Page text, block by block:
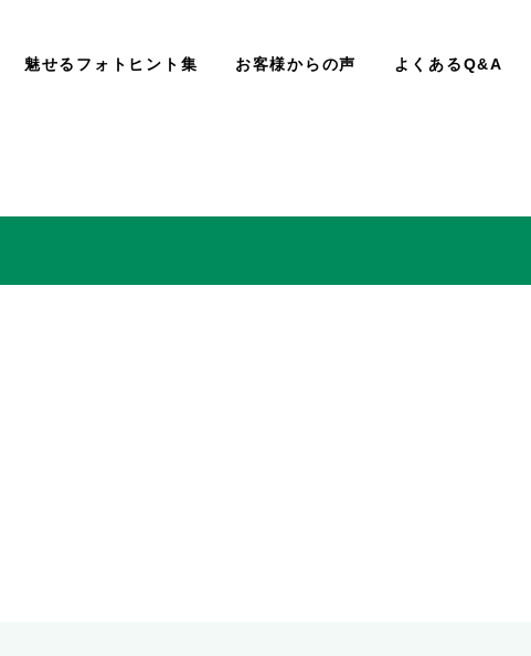
魅せるフォトヒント集 お客様からの声
よくあるQ&A